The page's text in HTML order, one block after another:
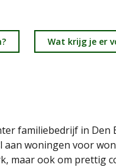
Wat krijg je er
familiebedrijf in
woningen voor
maar ook om prettig